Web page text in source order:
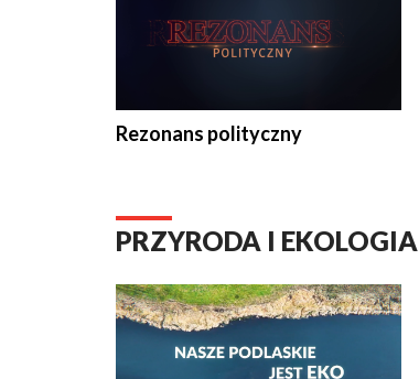
Rezonans polityczny
PRZYRODA I EKOLOGIA